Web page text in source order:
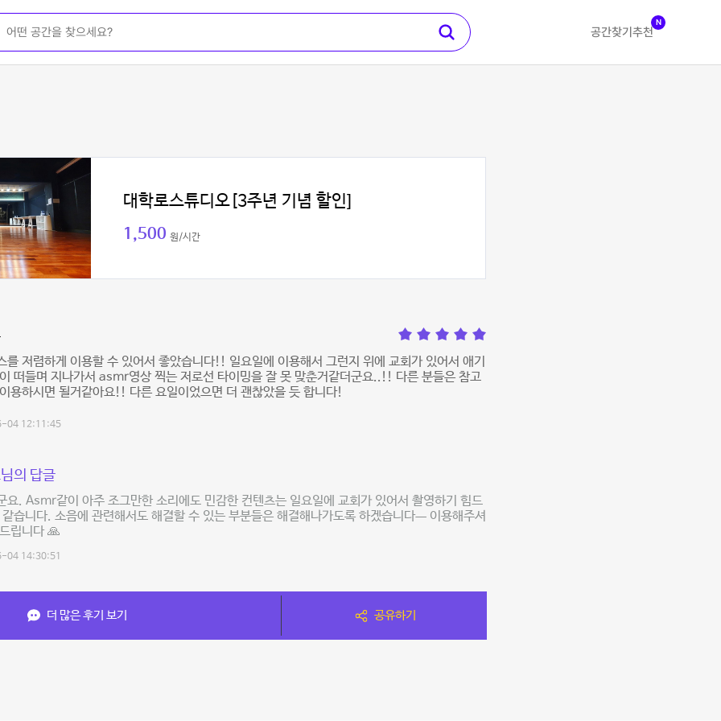
공간찾기 추천
N
대학로스튜디오[3주년 기념 할인]
1,500 원/시간
를 저렴하게 이용할 수 있어서 좋았습니다!! 일요일에 이용해서 그런지 위에 교회가 있어서 애기
떠들며 지나가서 asmr영상 찍는 저로선 타이밍을 잘 못 맞춘거같더군요..!! 다른 분들은 참고
용하시면 될거같아요!! 다른 요일이었으면 더 괜찮았을 듯 합니다!
04 12:11:45
의 답글
요. Asmr같이 아주 조그만한 소리에도 민감한 컨텐츠는 일요일에 교회가 있어서 촬영하기 힘드
습니다. 소음에 관련해서도 해결할 수 있는 부분들은 해결해나가도록 하겠습니다ㅡ 이용해주셔
립니다 🙏
04 14:30:51
더 많은 후기 보기 공유하기